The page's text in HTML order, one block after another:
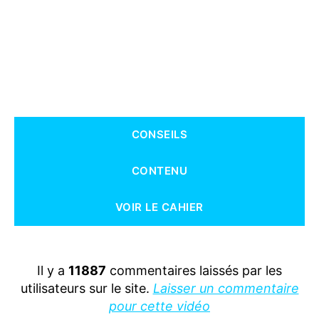
CONSEILS
CONTENU
VOIR LE CAHIER
Il y a 11887 commentaires laissés par les
utilisateurs sur le site. Laisser un commentaire
pour cette vidéo